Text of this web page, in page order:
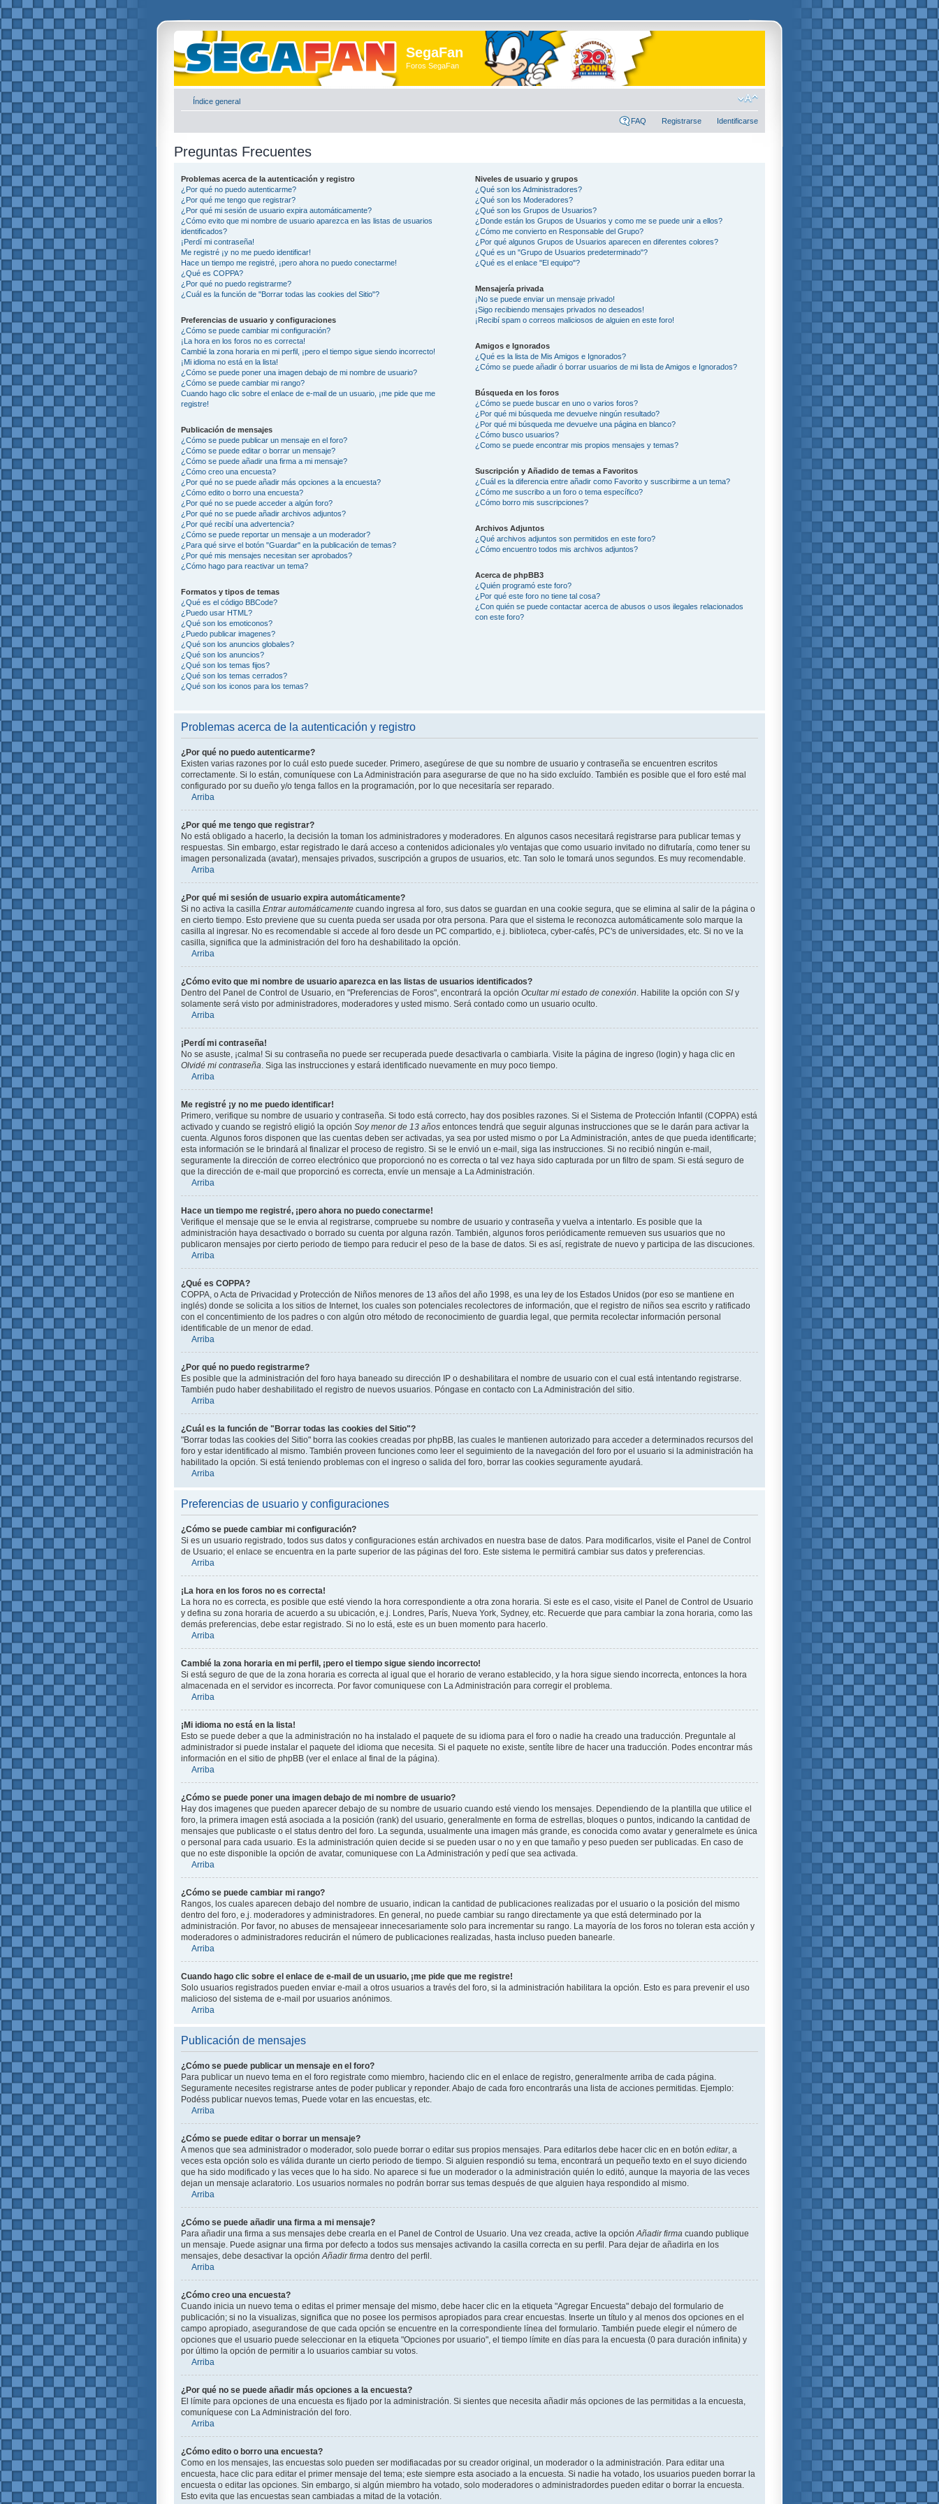
SegaFan
Foros SegaFan
Índice general
FAQ Registrarse Identificarse
Preguntas Frecuentes
Problemas acerca de la autenticación y registro
¿Por qué no puedo autenticarme?
¿Por qué me tengo que registrar?
¿Por qué mi sesión de usuario expira automáticamente?
¿Cómo evito que mi nombre de usuario aparezca en las listas de usuarios
identificados?
¡Perdí mi contraseña!
Me registré ¡y no me puedo identificar!
Hace un tiempo me registré, ¡pero ahora no puedo conectarme!
¿Qué es COPPA?
¿Por qué no puedo registrarme?
¿Cuál es la función de "Borrar todas las cookies del Sitio"?
Preferencias de usuario y configuraciones
¿Cómo se puede cambiar mi configuración?
¡La hora en los foros no es correcta!
Cambié la zona horaria en mi perfil, ¡pero el tiempo sigue siendo incorrecto!
¡Mi idioma no está en la lista!
¿Cómo se puede poner una imagen debajo de mi nombre de usuario?
¿Cómo se puede cambiar mi rango?
Cuando hago clic sobre el enlace de e-mail de un usuario, ¡me pide que me
registre!
Publicación de mensajes
¿Cómo se puede publicar un mensaje en el foro?
¿Cómo se puede editar o borrar un mensaje?
¿Cómo se puede añadir una firma a mi mensaje?
¿Cómo creo una encuesta?
¿Por qué no se puede añadir más opciones a la encuesta?
¿Cómo edito o borro una encuesta?
¿Por qué no se puede acceder a algún foro?
¿Por qué no se puede añadir archivos adjuntos?
¿Por qué recibí una advertencia?
¿Cómo se puede reportar un mensaje a un moderador?
¿Para qué sirve el botón "Guardar" en la publicación de temas?
¿Por qué mis mensajes necesitan ser aprobados?
¿Cómo hago para reactivar un tema?
Formatos y tipos de temas
¿Qué es el código BBCode?
¿Puedo usar HTML?
¿Qué son los emoticonos?
¿Puedo publicar imagenes?
¿Qué son los anuncios globales?
¿Qué son los anuncios?
¿Qué son los temas fijos?
¿Qué son los temas cerrados?
¿Qué son los iconos para los temas?
Niveles de usuario y grupos
¿Qué son los Administradores?
¿Qué son los Moderadores?
¿Qué son los Grupos de Usuarios?
¿Donde están los Grupos de Usuarios y como me se puede unir a ellos?
¿Cómo me convierto en Responsable del Grupo?
¿Por qué algunos Grupos de Usuarios aparecen en diferentes colores?
¿Qué es un "Grupo de Usuarios predeterminado"?
¿Qué es el enlace "El equipo"?
Mensajería privada
¡No se puede enviar un mensaje privado!
¡Sigo recibiendo mensajes privados no deseados!
¡Recibí spam o correos maliciosos de alguien en este foro!
Amigos e Ignorados
¿Qué es la lista de Mis Amigos e Ignorados?
¿Cómo se puede añadir ó borrar usuarios de mi lista de Amigos e Ignorados?
Búsqueda en los foros
¿Cómo se puede buscar en uno o varios foros?
¿Por qué mi búsqueda me devuelve ningún resultado?
¿Por qué mi búsqueda me devuelve una página en blanco?
¿Cómo busco usuarios?
¿Como se puede encontrar mis propios mensajes y temas?
Suscripción y Añadido de temas a Favoritos
¿Cuál es la diferencia entre añadir como Favorito y suscribirme a un tema?
¿Cómo me suscribo a un foro o tema específico?
¿Cómo borro mis suscripciones?
Archivos Adjuntos
¿Qué archivos adjuntos son permitidos en este foro?
¿Cómo encuentro todos mis archivos adjuntos?
Acerca de phpBB3
¿Quién programó este foro?
¿Por qué este foro no tiene tal cosa?
¿Con quién se puede contactar acerca de abusos o usos ilegales relacionados
con este foro?
Problemas acerca de la autenticación y registro
¿Por qué no puedo autenticarme?
Existen varias razones por lo cuál esto puede suceder. Primero, asegúrese de que su nombre de usuario y contraseña se encuentren escritos
correctamente. Si lo están, comuníquese con La Administración para asegurarse de que no ha sido excluído. También es posible que el foro esté mal
configurado por su dueño y/o tenga fallos en la programación, por lo que necesitaría ser reparado.
Arriba
¿Por qué me tengo que registrar?
No está obligado a hacerlo, la decisión la toman los administradores y moderadores. En algunos casos necesitará registrarse para publicar temas y
respuestas. Sin embargo, estar registrado le dará acceso a contenidos adicionales y/o ventajas que como usuario invitado no difrutaría, como tener su
imagen personalizada (avatar), mensajes privados, suscripción a grupos de usuarios, etc. Tan solo le tomará unos segundos. Es muy recomendable.
Arriba
¿Por qué mi sesión de usuario expira automáticamente?
Si no activa la casilla Entrar automáticamente cuando ingresa al foro, sus datos se guardan en una cookie segura, que se elimina al salir de la página o
en cierto tiempo. Esto previene que su cuenta pueda ser usada por otra persona. Para que el sistema le reconozca automáticamente solo marque la
casilla al ingresar. No es recomendable si accede al foro desde un PC compartido, e.j. biblioteca, cyber-cafés, PC's de universidades, etc. Si no ve la
casilla, significa que la administración del foro ha deshabilitado la opción.
Arriba
¿Cómo evito que mi nombre de usuario aparezca en las listas de usuarios identificados?
Dentro del Panel de Control de Usuario, en "Preferencias de Foros", encontrará la opción Ocultar mi estado de conexión . Habilite la opción con SI y
solamente será visto por administradores, moderadores y usted mismo. Será contado como un usuario oculto.
Arriba
¡Perdí mi contraseña!
No se asuste, ¡calma! Si su contraseña no puede ser recuperada puede desactivarla o cambiarla. Visite la página de ingreso (login) y haga clic en
Olvidé mi contraseña . Siga las instrucciones y estará identificado nuevamente en muy poco tiempo.
Arriba
Me registré ¡y no me puedo identificar!
Primero, verifique su nombre de usuario y contraseña. Si todo está correcto, hay dos posibles razones. Si el Sistema de Protección Infantil (COPPA) está
activado y cuando se registró eligió la opción Soy menor de 13 años entonces tendrá que seguir algunas instrucciones que se le darán para activar la
cuenta. Algunos foros disponen que las cuentas deben ser activadas, ya sea por usted mismo o por La Administración, antes de que pueda identificarte;
esta información se le brindará al finalizar el proceso de registro. Si se le envió un e-mail, siga las instrucciones. Si no recibió ningún e-mail,
seguramente la dirección de correo electrónico que proporcionó no es correcta o tal vez haya sido capturada por un filtro de spam. Si está seguro de
que la dirección de e-mail que proporcinó es correcta, envíe un mensaje a La Administración.
Arriba
Hace un tiempo me registré, ¡pero ahora no puedo conectarme!
Verifique el mensaje que se le envia al registrarse, compruebe su nombre de usuario y contraseña y vuelva a intentarlo. Es posible que la
administración haya desactivado o borrado su cuenta por alguna razón. También, algunos foros periódicamente remueven sus usuarios que no
publicaron mensajes por cierto periodo de tiempo para reducir el peso de la base de datos. Si es así, registrate de nuevo y participa de las discuciones.
Arriba
¿Qué es COPPA?
COPPA, o Acta de Privacidad y Protección de Niños menores de 13 años del año 1998, es una ley de los Estados Unidos (por eso se mantiene en
inglés) donde se solicita a los sitios de Internet, los cuales son potenciales recolectores de información, que el registro de niños sea escrito y ratificado
con el concentimiento de los padres o con algún otro método de reconocimiento de guardia legal, que permita recolectar información personal
identificable de un menor de edad.
Arriba
¿Por qué no puedo registrarme?
Es posible que la administración del foro haya baneado su dirección IP o deshabilitara el nombre de usuario con el cual está intentando registrarse.
También pudo haber deshabilitado el registro de nuevos usuarios. Póngase en contacto con La Administración del sitio.
Arriba
¿Cuál es la función de "Borrar todas las cookies del Sitio"?
"Borrar todas las cookies del Sitio" borra las cookies creadas por phpBB, las cuales le mantienen autorizado para acceder a determinados recursos del
foro y estar identificado al mismo. También proveen funciones como leer el seguimiento de la navegación del foro por el usuario si la administración ha
habilitado la opción. Si está teniendo problemas con el ingreso o salida del foro, borrar las cookies seguramente ayudará.
Arriba
Preferencias de usuario y configuraciones
¿Cómo se puede cambiar mi configuración?
Si es un usuario registrado, todos sus datos y configuraciones están archivados en nuestra base de datos. Para modificarlos, visite el Panel de Control
de Usuario; el enlace se encuentra en la parte superior de las páginas del foro. Este sistema le permitirá cambiar sus datos y preferencias.
Arriba
¡La hora en los foros no es correcta!
La hora no es correcta, es posible que esté viendo la hora correspondiente a otra zona horaria. Si este es el caso, visite el Panel de Control de Usuario
y defina su zona horaria de acuerdo a su ubicación, e.j. Londres, París, Nueva York, Sydney, etc. Recuerde que para cambiar la zona horaria, como las
demás preferencias, debe estar registrado. Si no lo está, este es un buen momento para hacerlo.
Arriba
Cambié la zona horaria en mi perfil, ¡pero el tiempo sigue siendo incorrecto!
Si está seguro de que de la zona horaria es correcta al igual que el horario de verano establecido, y la hora sigue siendo incorrecta, entonces la hora
almacenada en el servidor es incorrecta. Por favor comuniquese con La Administración para corregir el problema.
Arriba
¡Mi idioma no está en la lista!
Esto se puede deber a que la administración no ha instalado el paquete de su idioma para el foro o nadie ha creado una traducción. Preguntale al
administrador si puede instalar el paquete del idioma que necesita. Si el paquete no existe, sentíte libre de hacer una traducción. Podes encontrar más
información en el sitio de phpBB (ver el enlace al final de la página).
Arriba
¿Cómo se puede poner una imagen debajo de mi nombre de usuario?
Hay dos imagenes que pueden aparecer debajo de su nombre de usuario cuando esté viendo los mensajes. Dependiendo de la plantilla que utilice el
foro, la primera imagen está asociada a la posición (rank) del usuario, generalmente en forma de estrellas, bloques o puntos, indicando la cantidad de
mensajes que publicaste o el status dentro del foro. La segunda, usualmente una imagen más grande, es conocida como avatar y generalmete es única
o personal para cada usuario. Es la administración quien decide si se pueden usar o no y en que tamaño y peso pueden ser publicadas. En caso de
que no este disponible la opción de avatar, comuniquese con La Administración y pedí que sea activada.
Arriba
¿Cómo se puede cambiar mi rango?
Rangos, los cuales aparecen debajo del nombre de usuario, indican la cantidad de publicaciones realizadas por el usuario o la posición del mismo
dentro del foro, e.j. moderadores y administradores. En general, no puede cambiar su rango directamente ya que está determinado por la
administración. Por favor, no abuses de mensajeear innecesariamente solo para incrementar su rango. La mayoría de los foros no toleran esta acción y
moderadores o administradores reducirán el número de publicaciones realizadas, hasta incluso pueden banearle.
Arriba
Cuando hago clic sobre el enlace de e-mail de un usuario, ¡me pide que me registre!
Solo usuarios registrados pueden enviar e-mail a otros usuarios a través del foro, si la administración habilitara la opción. Esto es para prevenir el uso
malicioso del sistema de e-mail por usuarios anónimos.
Arriba
Publicación de mensajes
¿Cómo se puede publicar un mensaje en el foro?
Para publicar un nuevo tema en el foro registrate como miembro, haciendo clic en el enlace de registro, generalmente arriba de cada página.
Seguramente necesites registrarse antes de poder publicar y reponder. Abajo de cada foro encontrarás una lista de acciones permitidas. Ejemplo:
Podéss publicar nuevos temas, Puede votar en las encuestas, etc.
Arriba
¿Cómo se puede editar o borrar un mensaje?
A menos que sea administrador o moderador, solo puede borrar o editar sus propios mensajes. Para editarlos debe hacer clic en en botón editar, a
veces esta opción solo es válida durante un cierto periodo de tiempo. Si alguien respondió su tema, encontrará un pequeño texto en el suyo diciendo
que ha sido modificado y las veces que lo ha sido. No aparece si fue un moderador o la administración quién lo editó, aunque la mayoria de las veces
dejan un mensaje aclaratorio. Los usuarios normales no podrán borrar sus temas después de que alguien haya respondido al mismo.
Arriba
¿Cómo se puede añadir una firma a mi mensaje?
Para añadir una firma a sus mensajes debe crearla en el Panel de Control de Usuario. Una vez creada, active la opción Añadir firma cuando publique
un mensaje. Puede asignar una firma por defecto a todos sus mensajes activando la casilla correcta en su perfil. Para dejar de añadirla en los
mensajes, debe desactivar la opción Añadir firma dentro del perfil.
Arriba
¿Cómo creo una encuesta?
Cuando inicia un nuevo tema o editas el primer mensaje del mismo, debe hacer clic en la etiqueta "Agregar Encuesta" debajo del formulario de
publicación; si no la visualizas, significa que no posee los permisos apropiados para crear encuestas. Inserte un título y al menos dos opciones en el
campo apropiado, asegurandose de que cada opción se encuentre en la correspondiente línea del formulario. También puede elegir el número de
opciones que el usuario puede seleccionar en la etiqueta "Opciones por usuario", el tiempo límite en días para la encuesta (0 para duración infinita) y
por último la opción de permitir a lo usuarios cambiar su votos.
Arriba
¿Por qué no se puede añadir más opciones a la encuesta?
El límite para opciones de una encuesta es fijado por la administración. Si sientes que necesita añadir más opciones de las permitidas a la encuesta,
comuníquese con La Administración del foro.
Arriba
¿Cómo edito o borro una encuesta?
Como en los mensajes, las encuestas solo pueden ser modifiacadas por su creador original, un moderador o la administración. Para editar una
encuesta, hace clic para editar el primer mensaje del tema; este siempre esta asociado a la encuesta. Si nadie ha votado, los usuarios pueden borrar la
encuesta o editar las opciones. Sin embargo, si algún miembro ha votado, solo moderadores o administradordes pueden editar o borrar la encuesta.
Esto evita que las encuestas sean cambiadas a mitad de la votación.